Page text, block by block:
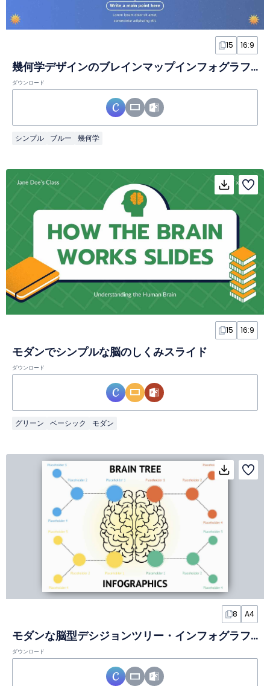
15 16:9
幾何学デザインのブレインマップインフォグラフィック
ダウンロード
シンプル ブルー 幾何学
15 16:9
モダンでシンプルな脳のしくみスライド
ダウンロード
グリーン ベーシック モダン
8 A4
モダンな脳型デシジョンツリー・インフォグラフィックスライド
ダウンロード